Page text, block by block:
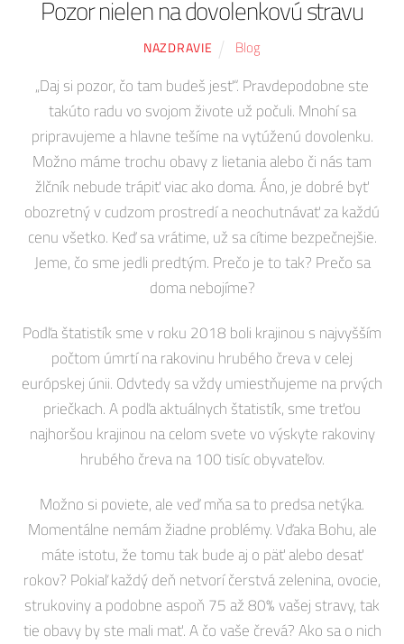
Pozor nielen na dovolenkovú stravu
NAZDRAVIE Blog
„Daj si pozor, čo tam budeš jesť“. Pravdepodobne ste
takúto radu vo svojom živote už počuli. Mnohí sa
pripravujeme a hlavne tešíme na vytúženú dovolenku.
Možno máme trochu obavy z lietania alebo či nás tam
žlčník nebude trápiť viac ako doma. Áno, je dobré byť
obozretný v cudzom prostredí a neochutnávať za každú
cenu všetko. Keď sa vrátime, už sa cítime bezpečnejšie.
Jeme, čo sme jedli predtým. Prečo je to tak? Prečo sa
doma nebojíme?
Podľa štatistík sme v roku 2018 boli krajinou s najvyšším
počtom úmrtí na rakovinu hrubého čreva v celej
európskej únii. Odvtedy sa vždy umiestňujeme na prvých
priečkach. A podľa aktuálnych štatistík, sme treťou
najhoršou krajinou na celom svete vo výskyte rakoviny
hrubého čreva na 100 tisíc obyvateľov.
Možno si poviete, ale veď mňa sa to predsa netýka.
Momentálne nemám žiadne problémy. Vďaka Bohu, ale
máte istotu, že tomu tak bude aj o päť alebo desať
rokov? Pokiaľ každý deň netvorí čerstvá zelenina, ovocie,
strukoviny a podobne aspoň 75 až 80% vašej stravy, tak
tie obavy by ste mali mať. A čo vaše črevá? Ako sa o nich